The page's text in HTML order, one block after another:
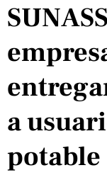
a
potable